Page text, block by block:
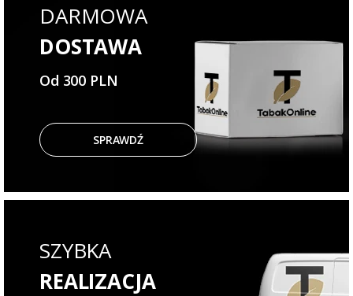
DARMOWA
DOSTAWA
Od 300 PLN
SPRAWDŹ
SZYBKA
REALIZACJA